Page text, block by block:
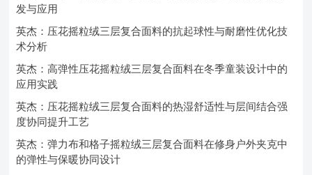
发与应用
英杰：压花摇粒绒三层复合面料的抗起球性与耐磨性优化技
术分析
英杰：高弹性压花摇粒绒三层复合面料在冬季童装设计中的
应用实践
英杰：压花摇粒绒三层复合面料的热湿舒适性与层间结合强
度协同提升工艺
英杰：弹力布和格子摇粒绒三层复合面料在修身户外夹克中
的弹性与保暖协同设计